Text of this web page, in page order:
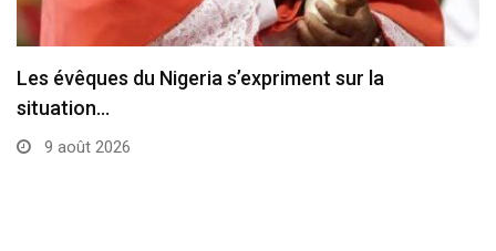
L’État de la Cité du Vatican a été…
8 août 2026